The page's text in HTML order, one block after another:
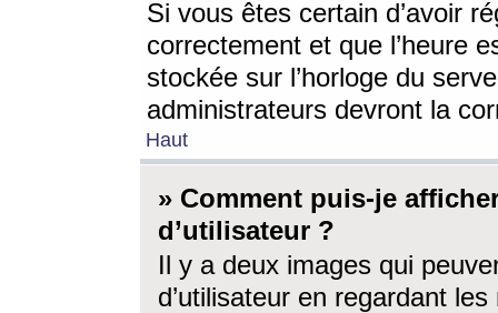
Si vous êtes certain d’avoir
correctement et que l’heure
stockée sur l’horloge du
administrateurs devront la
Haut
» Comment puis-je
d’utilisateur ?
Il y a deux images qui
d’utilisateur en regardant